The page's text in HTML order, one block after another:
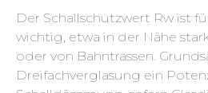
Der Schallschutzwert Rw ist
wichtig, etwa in der Nähe
oder von Bahntrassen.
Dreifachverglasung ein